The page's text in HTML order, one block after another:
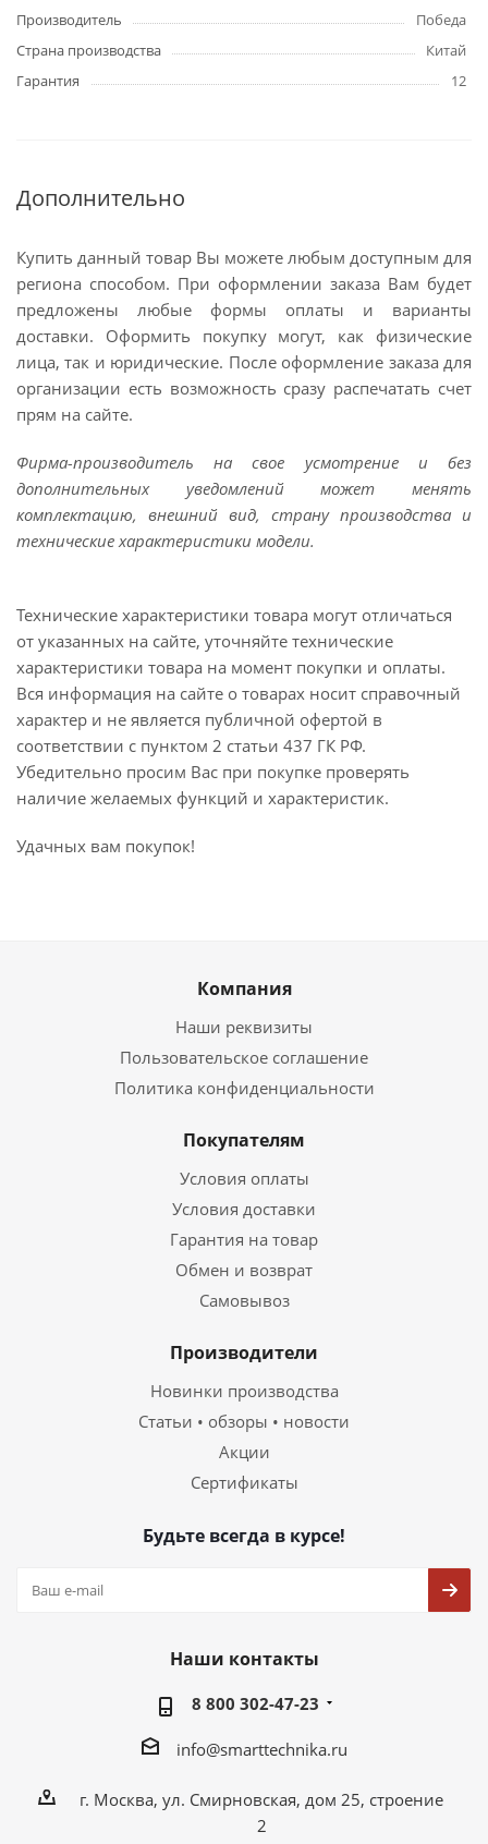
Производитель
Победа
Страна производства
Китай
Гарантия
12
Дополнительно
Купить данный товар Вы можете любым доступным для
региона способом. При оформлении заказа Вам будет
предложены любые формы оплаты и варианты
доставки. Оформить покупку могут, как физические
лица, так и юридические. После оформление заказа для
организации есть возможность сразу распечатать счет
прям на сайте.
Фирма-производитель на свое усмотрение и без
дополнительных уведомлений может менять
комплектацию, внешний вид, страну производства и
технические характеристики модели.
Технические характеристики товара могут отличаться
от указанных на сайте, уточняйте технические
характеристики товара на момент покупки и оплаты.
Вся информация на сайте о товарах носит справочный
характер и не является публичной офертой в
соответствии с пунктом 2 статьи 437 ГК РФ.
Убедительно просим Вас при покупке проверять
наличие желаемых функций и характеристик.
Удачных вам покупок!
Компания
Наши реквизиты
Пользовательское соглашение
Политика конфиденциальности
Покупателям
Условия оплаты
Условия доставки
Гарантия на товар
Обмен и возврат
Самовывоз
Производители
Новинки производства
Статьи • обзоры • новости
Акции
Сертификаты
Будьте всегда в курсе!
Наши контакты
8 800 302-47-23
info@smarttechnika.ru
г. Москва, ул. Смирновская, дом 25, строение
2